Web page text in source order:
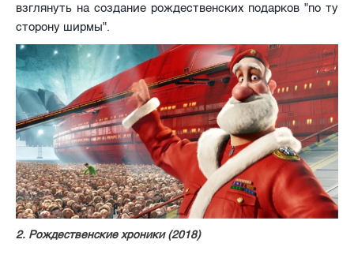
взглянуть на создание рождественских подарков "по ту
сторону ширмы".
2. Рождественские хроники (2018)